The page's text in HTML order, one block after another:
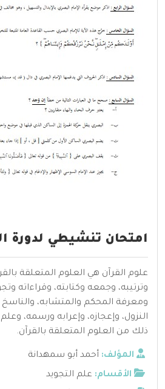
امتحان تنشيطي لدورة
علوم القرآن هي العلوم المتعلقة
وترتيبه، وجمعه وكتابته، وقراءاته
ومعرفة المحكم والمتشابه،
النزول، وإعجازه، وإعرابه ورسمه،
ذلك من العلوم المتعلقة بالقرآن.
المؤلف: أحمد أبو سمهدانة
الأقسام: علم التجويد